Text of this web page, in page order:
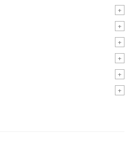
+
+
+
+
+
+